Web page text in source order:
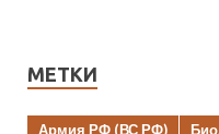
МЕТКИ
Армия РФ (ВС РФ)